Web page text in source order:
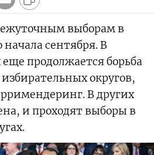
выборам в
сентября. В
продолжается борьба
округов,
В других
и проходят выборы в